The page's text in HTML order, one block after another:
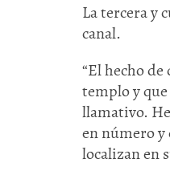
La tercera y
canal.
“El hecho
templo y
llamativo.
en número y
localizan en